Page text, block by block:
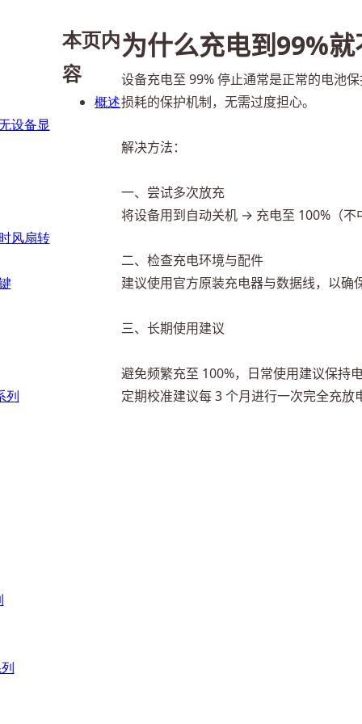
设备显
风扇转
列
本页内
容
概述
为什么充电到99%就
设备充电至 99% 停止通常是正常的电池
损耗的保护机制，无需过度担心。
解决方法：
一、尝试多次放充
将设备用到自动关机 → 充电至 100%（
二、检查充电环境与配件
建议使用官方原装充电器与数据线，以确
三、长期使用建议
避免频繁充至 100%，日常使用建议保持
定期校准建议每 3 个月进行一次完全充放